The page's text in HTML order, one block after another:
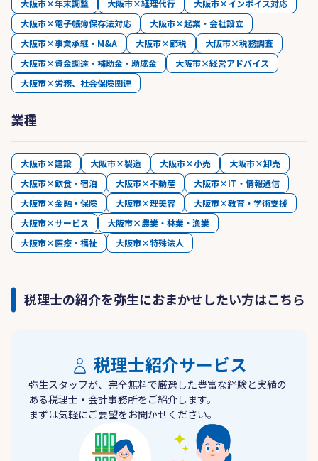
大阪市×年末調整
大阪市×経理代行
大阪市×インボイス対応
大阪市×電子帳簿保存法対応
大阪市×起業・会社設立
大阪市×事業承継・M&A
大阪市×節税
大阪市×税務調査
大阪市×資金調達・補助金・助成金
大阪市×経営アドバイス
大阪市×労務、社会保険関連
業種
大阪市×建設 大阪市×製造 大阪市×小売
大阪市×卸売
大阪市×飲食・宿泊
大阪市×不動産
大阪市×IT・情報通信
大阪市×金融・保険
大阪市×理美容
大阪市×教育・学術支援
大阪市×サービス
大阪市×農業・林業・漁業
大阪市×医療・福祉
大阪市×特殊法人
税理士の紹介を弥生におまかせしたい方はこちら
税理士紹介サービス
弥生スタッフが、完全無料で厳選した豊富な経験と実績の
ある税理士・会計事務所をご紹介します。
まずは気軽にご要望をお聞かせください。